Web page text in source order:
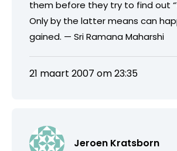
them before they try to find out
Only by the latter means can
gained. — Sri Ramana Maharshi
21 maart 2007 om 23:35
Jeroen Kratsborn